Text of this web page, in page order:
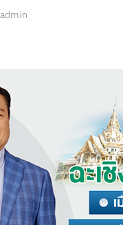
admin